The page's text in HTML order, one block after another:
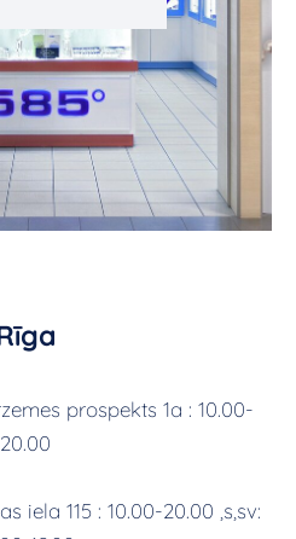
prospekts 1a : 10.00-
20.00
iela 115 : 10.00-20.00 ,s,sv: